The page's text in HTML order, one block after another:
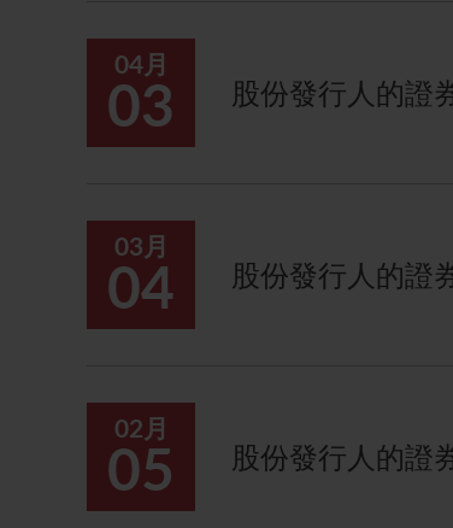
04月
03 股份發行人的證
03月
04 股份發行人的證
02月
05 股份發行人的證